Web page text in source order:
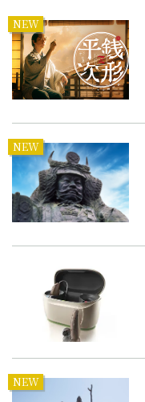
NEW
NEW
NEW